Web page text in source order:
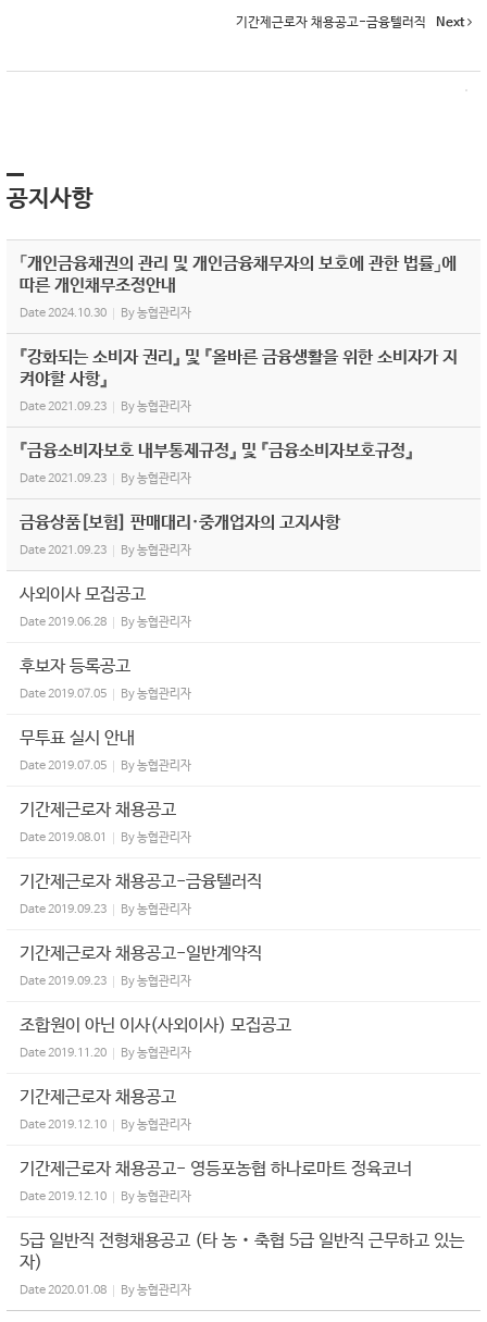
기간제근로자 채용공고-금융텔러직 Next
공지사항
「개인금융채권의 관리 및 개인금융채무자의 보호에 관한 법률」에
따른 개인채무조정안내
Date2024.10.30 By농협관리자
『강화되는 소비자 권리』 및 『올바른 금융생활을 위한 소비자가 지
켜야할 사항』
Date2021.09.23 By농협관리자
『금융소비자보호 내부통제규정』 및 『금융소비자보호규정』
Date2021.09.23 By농협관리자
금융상품[보험] 판매대리·중개업자의 고지사항
Date2021.09.23 By농협관리자
사외이사 모집공고
Date2019.06.28 By농협관리자
후보자 등록공고
Date2019.07.05 By농협관리자
무투표 실시 안내
Date2019.07.05 By농협관리자
기간제근로자 채용공고
Date2019.08.01 By농협관리자
기간제근로자 채용공고-금융텔러직
Date2019.09.23 By농협관리자
기간제근로자 채용공고-일반계약직
Date2019.09.23 By농협관리자
조합원이 아닌 이사(사외이사) 모집공고
Date2019.11.20 By농협관리자
기간제근로자 채용공고
Date2019.12.10 By농협관리자
기간제근로자 채용공고- 영등포농협 하나로마트 정육코너
Date2019.12.10 By농협관리자
5급 일반직 전형채용공고 (타 농‧축협 5급 일반직 근무하고 있는
자)
Date2020.01.08 By농협관리자